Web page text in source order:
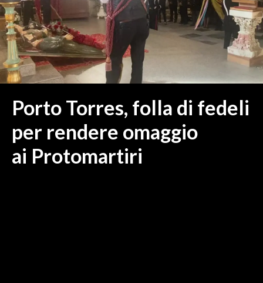
GALLURA
NUORO E PROVINCIA
OGLIASTRA
AGENDA
ITALIA
MONDO
POLITICA
Porto Torres, folla di fedeli
per rendere omaggio
ai Protomartiri